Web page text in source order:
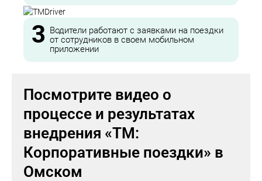
3 Водители работают с заявками на поездки
от сотрудников в своем мобильном
приложении
Посмотрите видео о
процессе и результатах
внедрения «ТМ:
Корпоративные поездки» в
Омском